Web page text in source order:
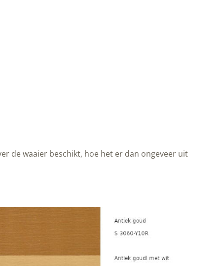
de waaier beschikt, hoe het er dan ongeveer uit